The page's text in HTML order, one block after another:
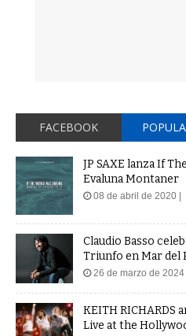
FACEBOOK
JP SAXE lanza If
Evaluna Montaner
08 de abril de 2020 |
Claudio Basso
Triunfo en Mar del
26 de marzo de 2024
KEITH RICHARDS
Live at the